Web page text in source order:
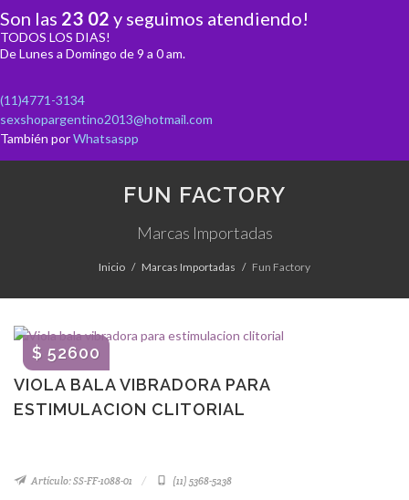
Son las 23 02 y seguimos atendiendo!
TODOS LOS DIAS!
De Lunes a Domingo de 9 a 0 am.
(11)4771-3134
sexshopargentino2013@hotmail.com
También porWhatsaspp
FUN FACTORY
Marcas Importadas
Inicio Marcas Importadas Fun Factory
VIOLA BALA VIBRADORA PARA
ESTIMULACION CLITORIAL
$ 52600
Artículo: SS-FF-1088-01 (11) 5368-5238